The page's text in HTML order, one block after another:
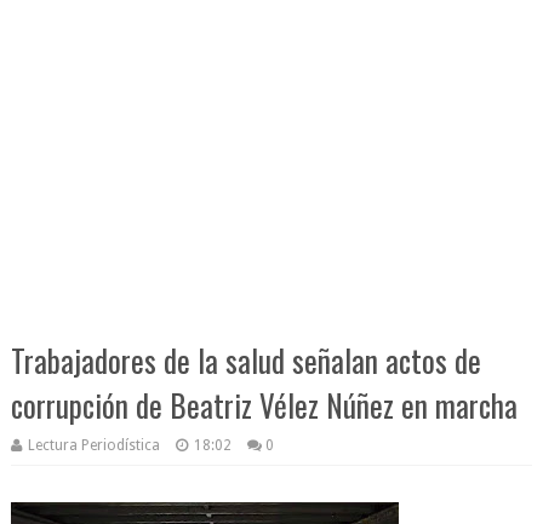
Trabajadores de la salud señalan actos de
corrupción de Beatriz Vélez Núñez en marcha
Lectura Periodística 18:02 0